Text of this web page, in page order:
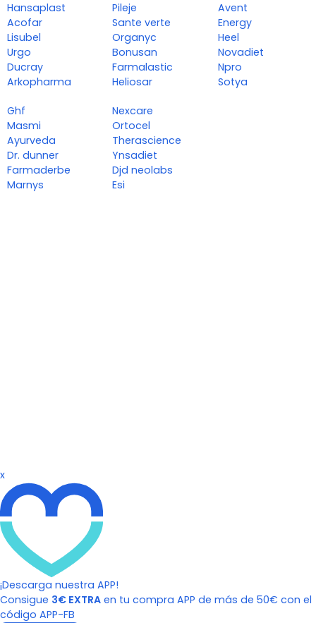
Hansaplast
Acofar
Lisubel
Urgo
Ducray
Arkopharma
Pileje
Sante verte
Organyc
Bonusan
Farmalastic
Heliosar
Avent
Energy
Heel
Novadiet
Npro
Sotya
Ghf
Masmi
Ayurveda
Dr. dunner
Farmaderbe
Marnys
Nexcare
Ortocel
Therascience
Ynsadiet
Djd neolabs
Esi
x
¡Descarga nuestra APP!
Consigue 3€ EXTRA en tu compra APP de más de 50€ con el
código APP-FB